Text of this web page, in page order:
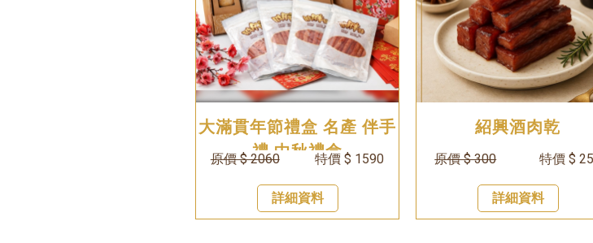
大滿貫年節禮盒 名產 伴手
禮 中秋禮盒
原價 $ 2060 特價 $ 1590
詳細資料
紹興酒肉乾
原價 $ 300 特價 $
詳細資料